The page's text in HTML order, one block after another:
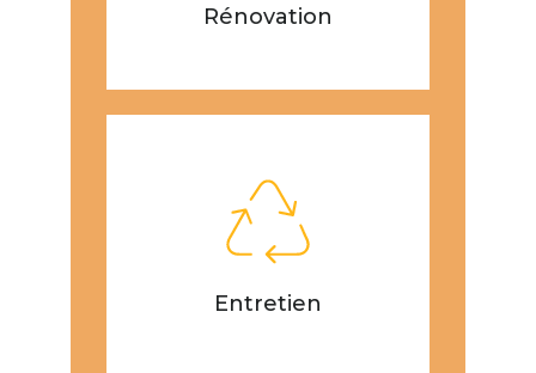
Rénovation
Entretien